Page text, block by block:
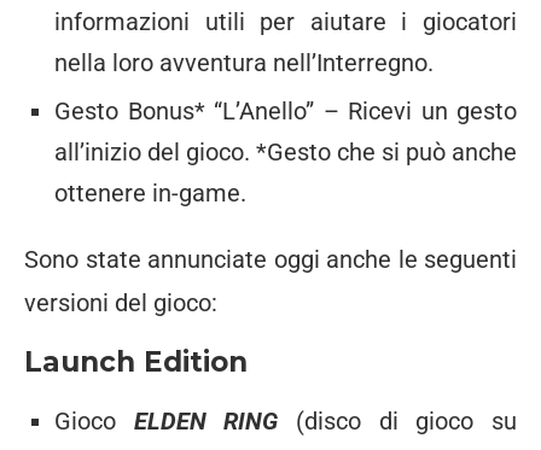
informazioni utili per aiutare i giocatori
nella loro avventura nell’Interregno.
Gesto Bonus* “L’Anello” – Ricevi un gesto
all’inizio del gioco. *Gesto che si può anche
ottenere in-game.
Sono state annunciate oggi anche le seguenti
versioni del gioco:
Launch Edition
Gioco ELDEN RING (disco di gioco su